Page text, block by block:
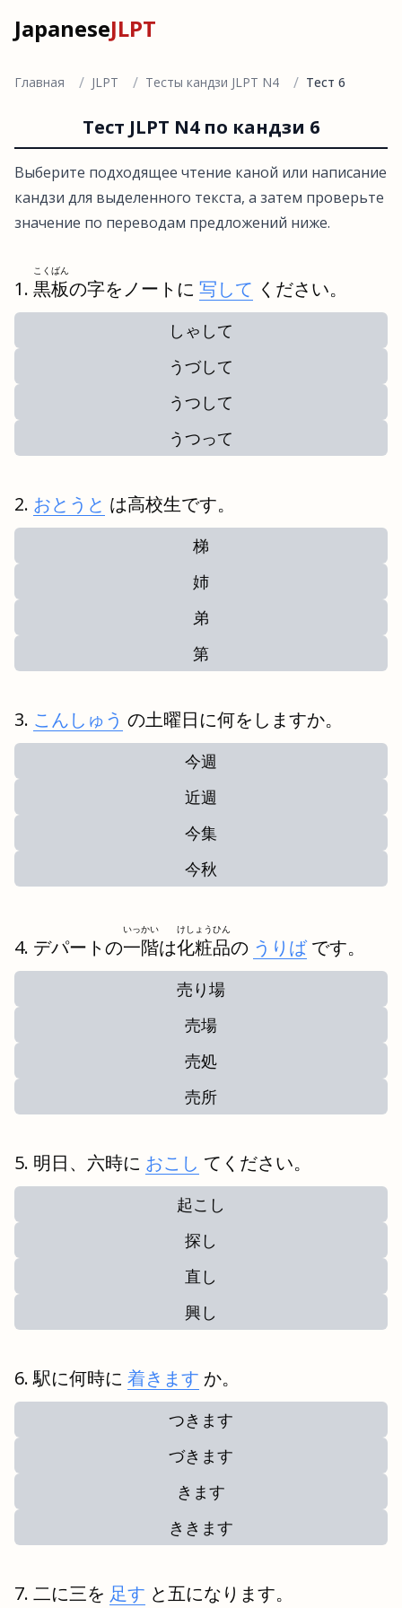
JapaneseJLPT
Главная / JLPT / Тесты кандзи JLPT N4 / Тест 6
Тест JLPT N4 по кандзи 6
Выберите подходящее чтение каной или написание
кандзи для выделенного текста, а затем проверьте
значение по переводам предложений ниже.
黒板
こくばん
の字をノートに 写して ください。
しゃして
うづして
うつして
うつって
おとうと は高校生です。
梯
姉
弟
第
こんしゅう の土曜日に何をしますか。
今週
近週
今集
今秋
デパートの一階
いっかい
は化粧品
けしょうひん
の うりば です。
売り場
売場
売処
売所
明日、六時に おこし てください。
起こし
探し
直し
興し
駅に何時に 着きます か。
つきます
づきます
きます
ききます
二に三を 足す と五になります。